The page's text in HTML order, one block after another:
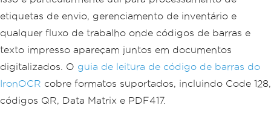
etiquetas de envio, gerenciamento de inventário e
qualquer fluxo de trabalho onde códigos de barras e
texto impresso apareçam juntos em documentos
digitalizados. O guia de leitura de código de barras do
IronOCR cobre formatos suportados, incluindo Code 128,
códigos QR, Data Matrix e PDF417.